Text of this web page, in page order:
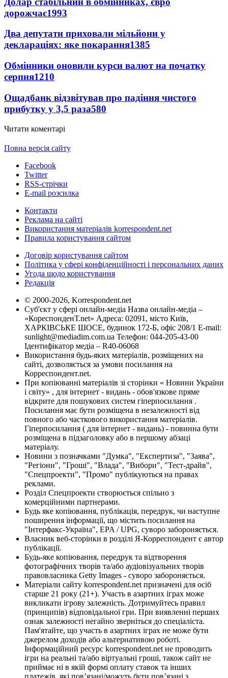
дорожчає1993
Два депутати приховали мільйони у
деклараціях: яке покарання1385
Обмінники оновили курси валют на початку
серпня1210
Ощадбанк відзвітував про падіння чистого
прибутку у 3,5 раза580
Читати коментарі
Повна версія сайту
Facebook
Twitter
RSS-стрічки
E-mail розсилка
Контакти
Реклама на сайті
Використання матеріалів korrespondent.net
Правила користування сайтом
Договір користування сайтом
Політика у сфері конфіденційності і персональних даних
Угода щодо користування
Редакція
© 2000-2026, Korrespondent.net
Суб'єкт у сфері онлайн-медіа Назва онлайн-медіа –
«КореспонденТ.net» Адреса: 02091, місто Київ,
ХАРКІВСЬКЕ ШОСЕ, будинок 172-Б, офіс 208/1 E-mail:
sunlight@mediadim.com.ua Телефон: 044-205-43-00
Ідентифікатор медіа – R40-06068
Використання будь-яких матеріалів, розміщених на
сайті, дозволяється за умови посилання на
Корреспондент.net.
При копіюванні матеріалів зі сторінки « Новини України
і світу» , для інтернет - видань - обов'язкове пряме
відкрите для пошукових систем гіперпосилання .
Посилання має бути розміщена в незалежності від
повного або часткового використання матеріалів.
Гіперпосилання ( для інтернет - видань) - повинна бути
розміщена в підзаголовку або в першому абзаці
матеріалу.
Новини з позначками "Думка", "Експертиза", "Заява",
"Регіони", "Гроші", "Влада", "Вибори", "Тест-драйв",
"Спецпроекти", "Промо" публікуються на правах
реклами.
Розділ Спецпроекти створюється спільно з
комерційними партнерами.
Будь яке копіювання, публікація, передрук, чи наступне
поширення інформації, що містить посилання на
"Інтерфакс-Україна", EPA / UPG, суворо забороняється.
Власник веб-сторінки в розділі Я-Корреспондент є автор
публікації.
Будь-яке копіювання, передрук та відтворення
фотографічних творів та/або аудіовізуальних творів
правовласника Getty Images - суворо забороняється.
Матеріали сайту korrespondent.net призначені для осіб
старше 21 року (21+). Участь в азартних іграх може
викликати ігрову залежність. Дотримуйтесь правил
(принципів) відповідальної гри. При виявленні перших
ознак залежності негайно зверніться до спеціаліста.
Пам'ятайте, що участь в азартних іграх не може бути
джерелом доходів або альтернативою роботі.
Інформаційний ресурс korrespondent.net не проводить
ігри на реальні та/або віртуальні гроші, також сайт не
приймає ні в якій формі оплату ставок та інших
платежів, які пов’язані/можуть бути пов’язані з